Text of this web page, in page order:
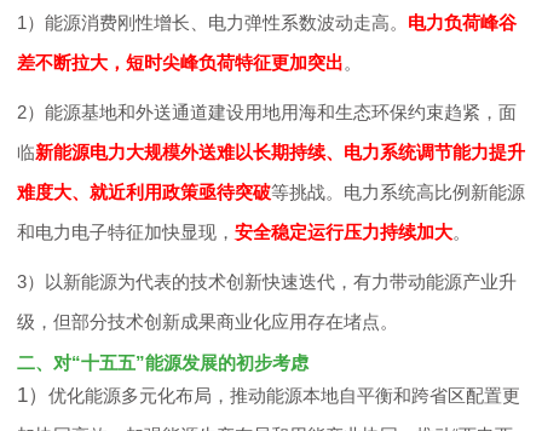
广
学
术
交
流
1）能源消费刚性增长、电力弹性系数波动走高。 电力负荷峰谷
差不断拉大，短时尖峰负荷特征更加突出。
2）能源基地和外送通道建设用地用海和生态环保约束趋紧，面
临新能源电力大规模外送难以长期持续、电力系统调节能力提升
难度大、就近利用政策亟待突破等挑战。电力系统高比例新能源
和电力电子特征加快显现， 安全稳定运行压力持续加大。
3）以新能源为代表的技术创新快速迭代，有力带动能源产业升
级，但部分技术创新成果商业化应用存在堵点。
二、对“十五五”能源发展的初步考虑
1） 优化能源多元化布局，推动能源本地自平衡和跨省区配置更